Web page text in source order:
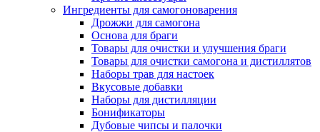
Ингредиенты для самогоноварения
Дрожжи для самогона
Основа для браги
Товары для очистки и улучшения браги
Товары для очистки самогона и дистиллятов
Наборы трав для настоек
Вкусовые добавки
Наборы для дистилляции
Бонификаторы
Дубовые чипсы и палочки